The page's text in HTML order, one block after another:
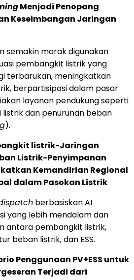
Menjadi Penopang
Keseimbangan Jaringan
semakin marak digunakan
pembangkit listrik yang
terbarukan, meningkatkan
berpartisipasi dalam pasar
layanan pendukung seperti
dan penurunan beban
).
listrik-Jaringan
Listrik-Penyimpanan
Kemandirian Regional
dalam Pasokan Listrik
berbasiskan AI
yang lebih mendalam dan
antara pembangkit listrik,
beban listrik, dan ESS.
Penggunaan PV+ESS untuk
Terjadi dari